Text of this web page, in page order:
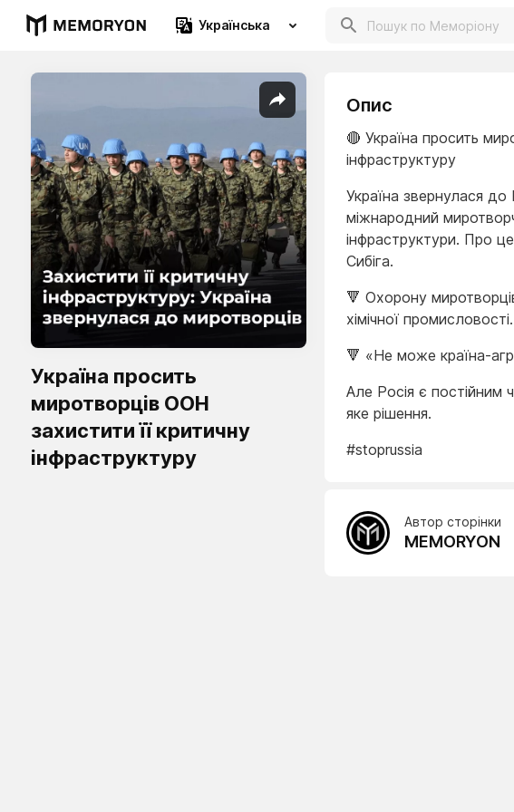
Українська
Україна просить
миротворців ООН
захистити її критичну
інфраструктуру
Опис
🔴 Україна просить
інфраструктуру
Україна звернулася
міжнародний
інфраструктури. Про
Сибіга.
🔻 Охорону
хімічної промисловості.
🔻 «Не може країна-
Але Росія є
яке рішення.
#stoprussia
Автор сторінки
MEMORYON